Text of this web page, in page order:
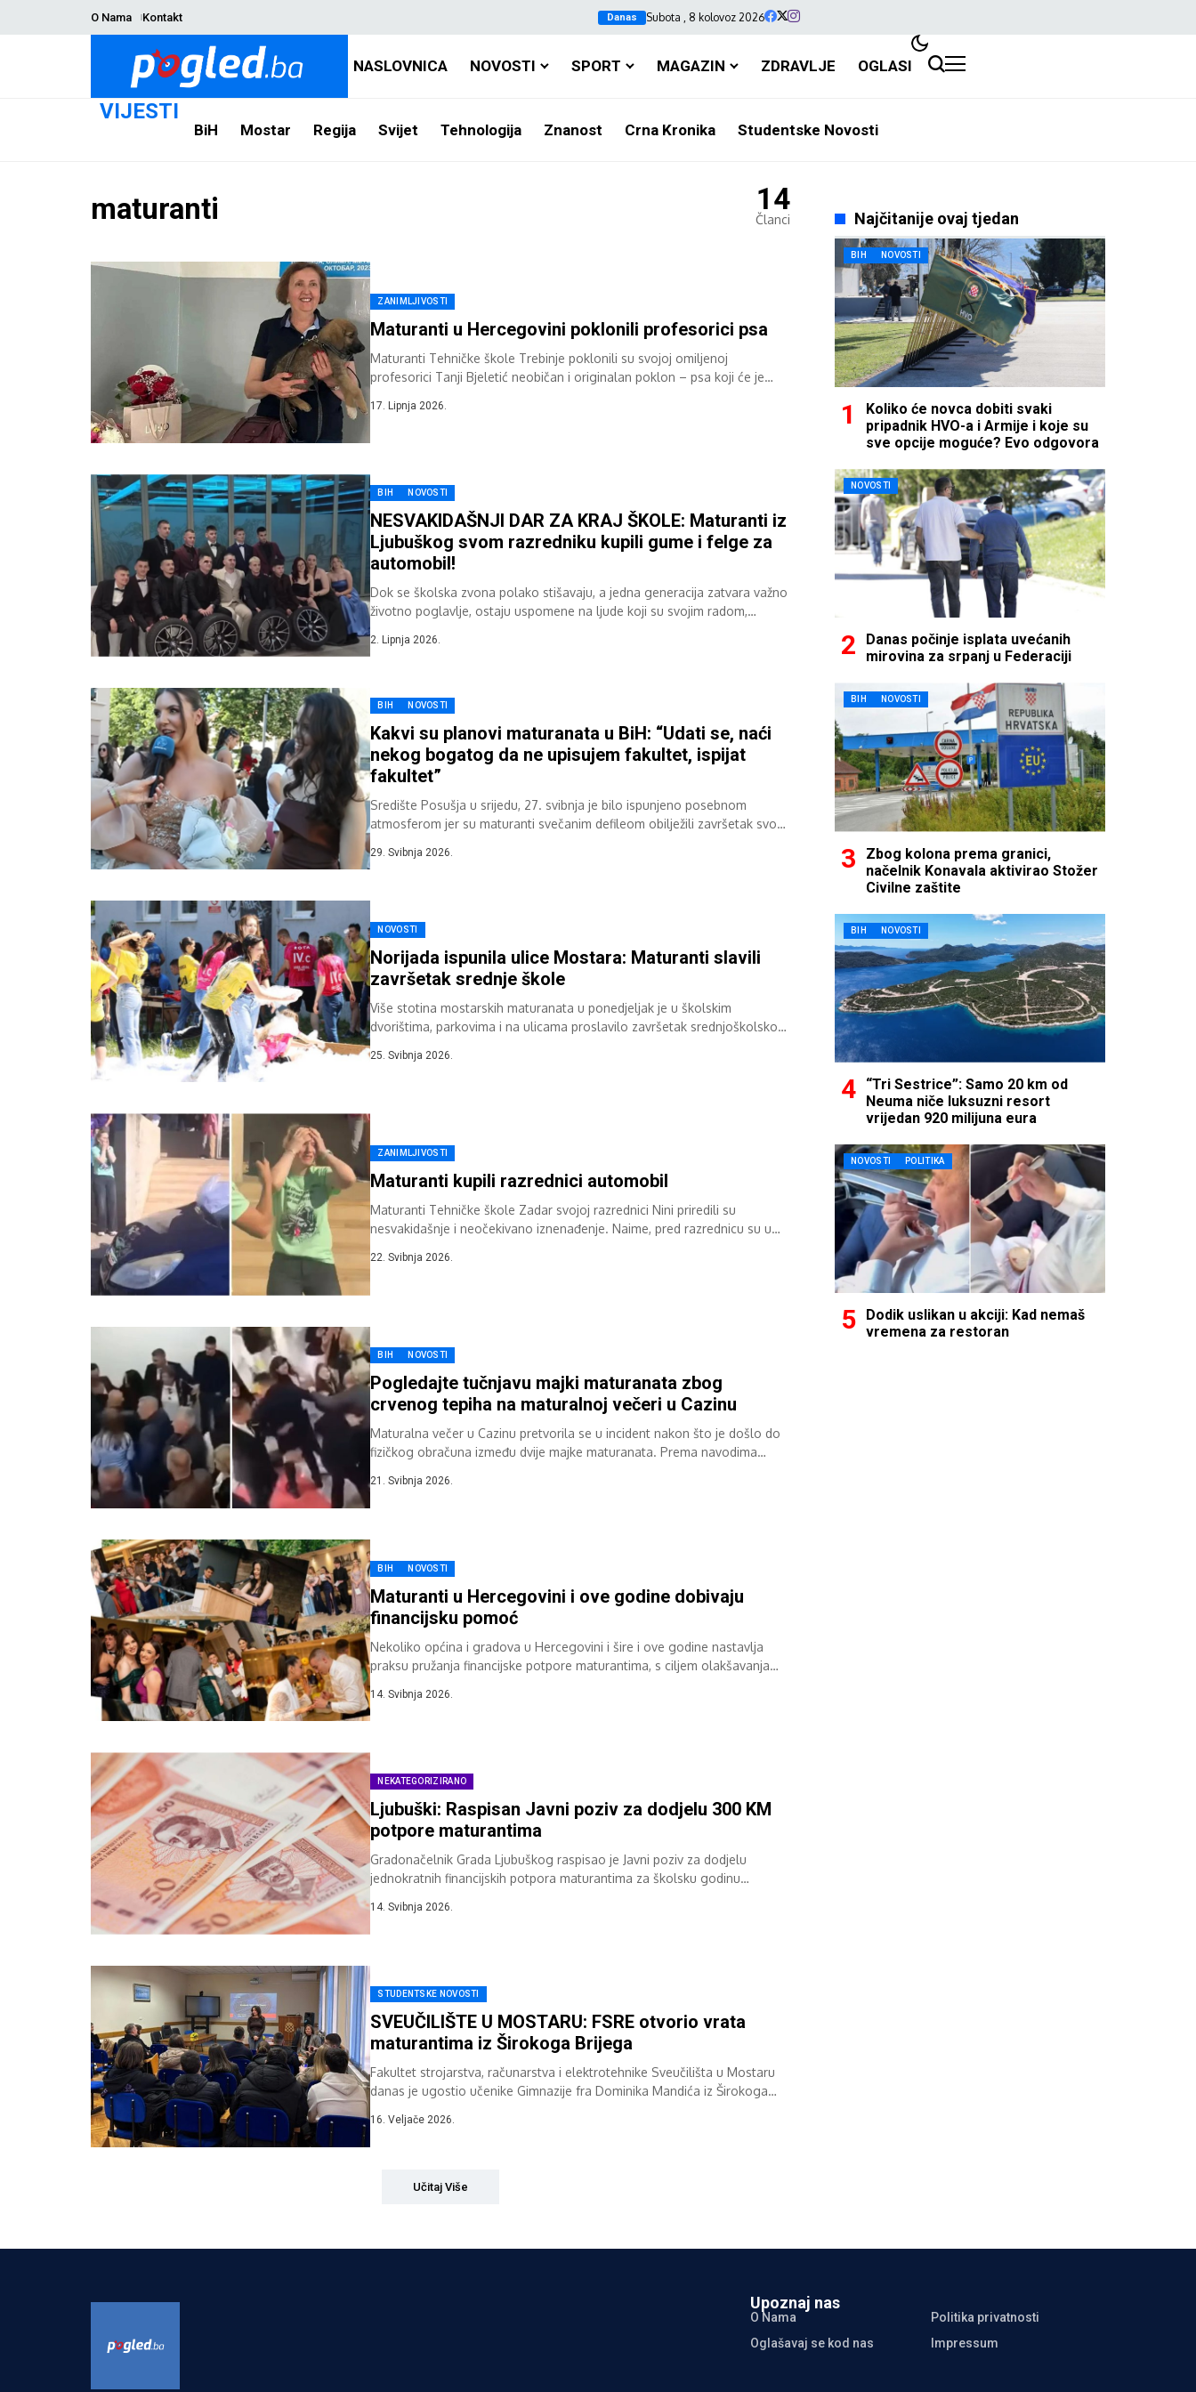
O Nama Kontakt Danas Subota , 8 kolovoz 2026
NASLOVNICA NOVOSTI SPORT MAGAZIN ZDRAVLJE OGLASI
VIJESTI
BiH Mostar Regija Svijet Tehnologija Znanost Crna Kronika Studentske Novosti
maturanti 14
Članci
ZANIMLJIVOSTI
Maturanti u Hercegovini poklonili profesorici psa
Maturanti Tehničke škole Trebinje poklonili su svojoj omiljenoj
profesorici Tanji Bjeletić neobičan i originalan poklon – psa koji će je
17. Lipnja 2026.
BIH NOVOSTI
NESVAKIDAŠNJI DAR ZA KRAJ ŠKOLE: Maturanti iz
Ljubuškog svom razredniku kupili gume i felge za
automobil!
Dok se školska zvona polako stišavaju, a jedna generacija zatvara važno
životno poglavlje, ostaju uspomene na ljude koji su svojim radom,
2. Lipnja 2026.
BIH NOVOSTI
Kakvi su planovi maturanata u BiH: “Udati se, naći
nekog bogatog da ne upisujem fakultet, ispijat
fakultet”
Središte Posušja u srijedu, 27. svibnja je bilo ispunjeno posebnom
atmosferom jer su maturanti svečanim defileom obilježili završetak svog
29. Svibnja 2026.
NOVOSTI
Norijada ispunila ulice Mostara: Maturanti slavili
završetak srednje škole
Više stotina mostarskih maturanata u ponedjeljak je u školskim
dvorištima, parkovima i na ulicama proslavilo završetak srednjoškolskog
25. Svibnja 2026.
ZANIMLJIVOSTI
Maturanti kupili razrednici automobil
Maturanti Tehničke škole Zadar svojoj razrednici Nini priredili su
nesvakidašnje i neočekivano iznenađenje. Naime, pred razrednicu su u
22. Svibnja 2026.
BIH NOVOSTI
Pogledajte tučnjavu majki maturanata zbog
crvenog tepiha na maturalnoj večeri u Cazinu
Maturalna večer u Cazinu pretvorila se u incident nakon što je došlo do
fizičkog obračuna između dvije majke maturanata. Prema navodima
21. Svibnja 2026.
BIH NOVOSTI
Maturanti u Hercegovini i ove godine dobivaju
financijsku pomoć
Nekoliko općina i gradova u Hercegovini i šire i ove godine nastavlja
praksu pružanja financijske potpore maturantima, s ciljem olakšavanja
14. Svibnja 2026.
NEKATEGORIZIRANO
Ljubuški: Raspisan Javni poziv za dodjelu 300 KM
potpore maturantima
Gradonačelnik Grada Ljubuškog raspisao je Javni poziv za dodjelu
jednokratnih financijskih potpora maturantima za školsku godinu
14. Svibnja 2026.
STUDENTSKE NOVOSTI
SVEUČILIŠTE U MOSTARU: FSRE otvorio vrata
maturantima iz Širokoga Brijega
Fakultet strojarstva, računarstva i elektrotehnike Sveučilišta u Mostaru
danas je ugostio učenike Gimnazije fra Dominika Mandića iz Širokoga
16. Veljače 2026.
Učitaj Više
Najčitanije ovaj tjedan
BIH NOVOSTI
Koliko će novca dobiti svaki
pripadnik HVO-a i Armije i koje su
sve opcije moguće? Evo odgovora
NOVOSTI
Danas počinje isplata uvećanih
mirovina za srpanj u Federaciji
BIH NOVOSTI
Zbog kolona prema granici,
načelnik Konavala aktivirao Stožer
Civilne zaštite
BIH NOVOSTI
“Tri Sestrice”: Samo 20 km od
Neuma niče luksuzni resort
vrijedan 920 milijuna eura
NOVOSTI POLITIKA
Dodik uslikan u akciji: Kad nemaš
vremena za restoran
Upoznaj nas
O Nama
Politika privatnosti
Oglašavaj se kod nas
Impressum